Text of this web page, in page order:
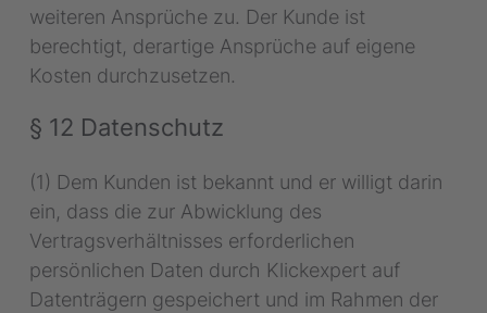
weiteren Ansprüche zu. Der Kunde ist
berechtigt, derartige Ansprüche auf eigene
Kosten durchzusetzen.
§ 12 Datenschutz
(1) Dem Kunden ist bekannt und er willigt darin
ein, dass die zur Abwicklung des
Vertragsverhältnisses erforderlichen
persönlichen Daten durch Klickexpert auf
Datenträgern gespeichert und im Rahmen der